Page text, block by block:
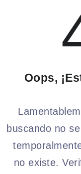
Oops,
buscando no
no existe.